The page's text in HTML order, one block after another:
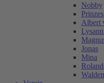
Nobby
Albert
Jonas
Mina